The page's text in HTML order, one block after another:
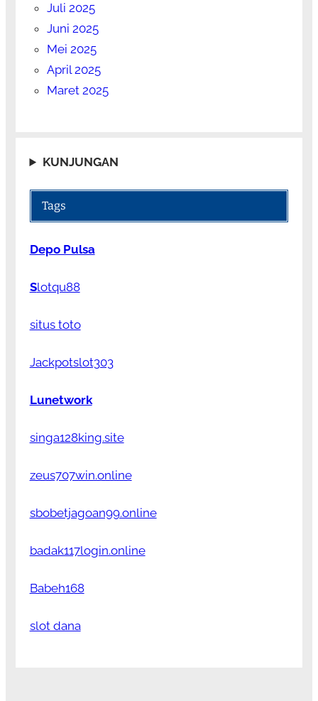
Juli 2025
Juni 2025
Mei 2025
April 2025
Maret 2025
KUNJUNGAN
Tags
Depo Pulsa
Slotqu88
situs toto
Jackpotslot303
Lunetwork
singa128king.site
zeus707win.online
sbobetjagoan99.online
badak117login.online
Babeh168
slot dana